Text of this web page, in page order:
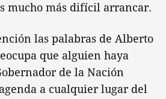
mucho más difícil arrancar.
las palabras de Alberto
que alguien haya
de la Nación
a cualquier lugar del